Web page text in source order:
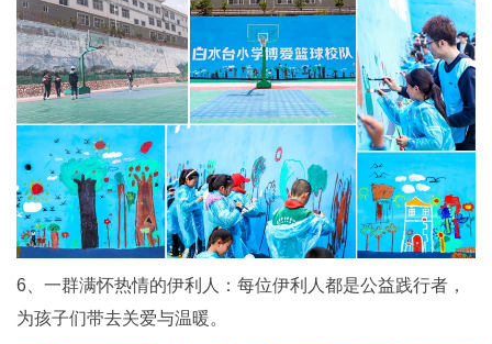
6、一群满怀热情的伊利人：每位伊利人都是公益践行者，
为孩子们带去关爱与温暖。